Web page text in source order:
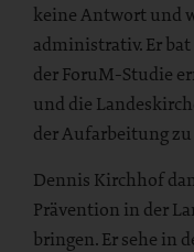
keine Antwort und
administrativ. Er
der ForuM-Studie
und die
der Aufarbeitung
Dennis Kirchhof
Prävention in der
bringen. Er sehe in